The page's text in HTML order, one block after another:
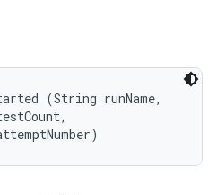
(String runName,